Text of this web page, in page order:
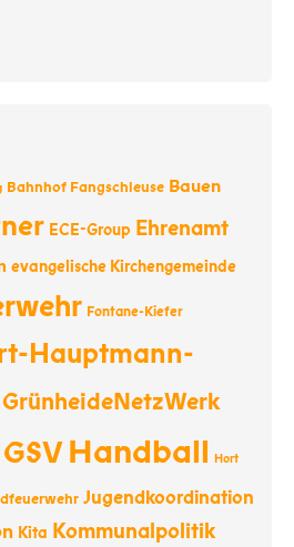
Bahnhof Fangschleuse Bauen
ECE-Group Ehrenamt
evangelische Kirchengemeinde
Fontane-Kiefer
Hauptmann-
GrünheideNetzWerk
GSVHandball Hort
Jugendkoordination
Kita Kommunalpolitik